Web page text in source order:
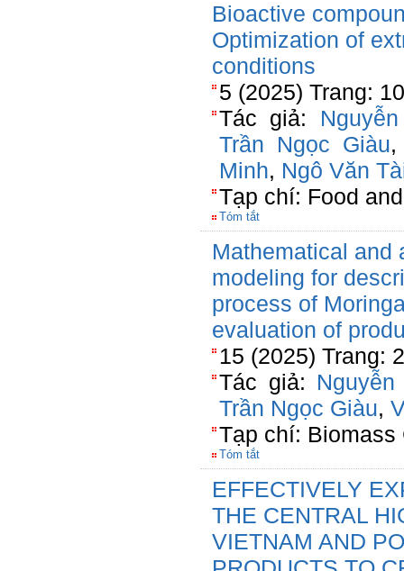
Bioactive
Optimization of
conditions
5 (2025) Trang:
Tác giả:
Trần Ngọc Giàu
Minh, Ngô Văn
Tạp chí: Food
Tóm tắt
Mathematical and
modeling for
process of
evaluation of
15 (2025) Trang:
Tác giả:
Trần Ngọc Giàu,
Tạp chí: Biomass
Tóm tắt
EFFECTIVELY
THE CENTRAL
VIETNAM AND